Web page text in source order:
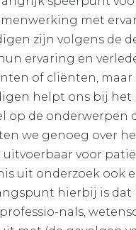
met
zijn volgens de
ervaring en
of cliënten, maar
helpt ons bij het
op de onderwerpen
we genoeg over
uitvoerbaar voor
uit onderzoek ook
hierbij is
nals,